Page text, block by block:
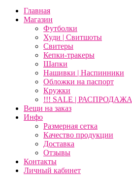
Главная
Магазин
Футболки
Худи | Свитшоты
Свитеры
Кепки-тракеры
Шапки
Нашивки | Наспинники
Обложки на паспорт
Кружки
!!! SALE | РАСПРОДАЖА
Вещи на заказ
Инфо
Размерная сетка
Качество продукции
Доставка
Отзывы
Контакты
Личный кабинет